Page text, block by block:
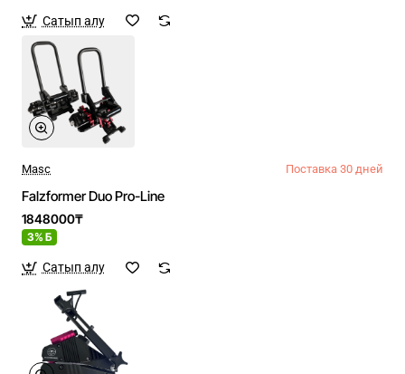
Сатып алу
Masc Поставка 30 дней
Falzformer Duo Pro-Line
1848000₸
3% Б
Сатып алу